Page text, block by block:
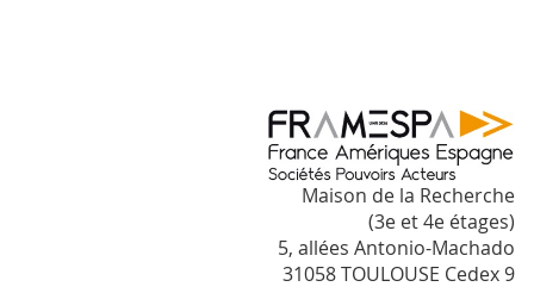
Maison de la Recherche
(3e et 4e étages)
5, allées Antonio-Machado
31058 TOULOUSE Cedex 9